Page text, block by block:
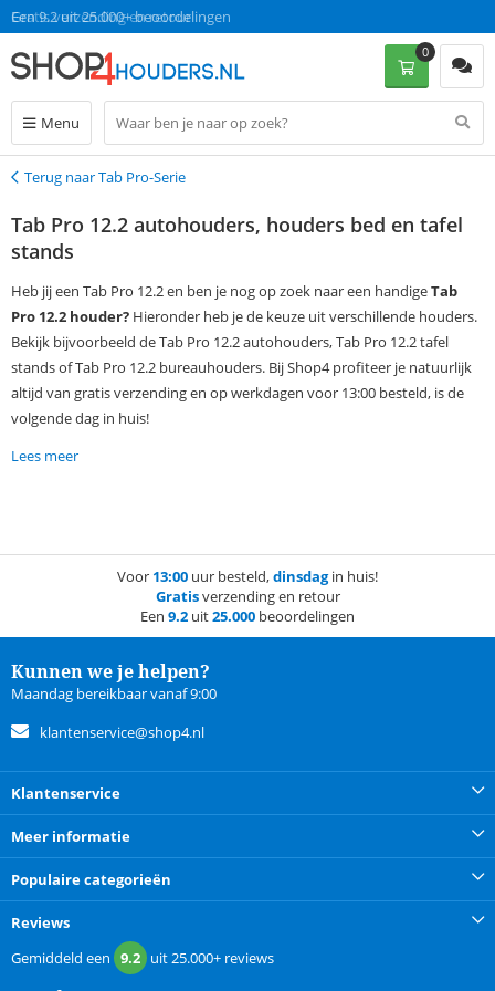
Gratis verzending en retour
Een 9.2 uit 25.000+ beoordelingen
Menu
0
Terug
Terug naar Tab Pro-Serie
Tab Pro 12.2 autohouders, houders bed en tafel
stands
Heb jij een Tab Pro 12.2 en ben je nog op zoek naar een handigeTab
Pro 12.2 houder? Hieronder heb je de keuze uit verschillende houders.
Bekijk bijvoorbeeld de Tab Pro 12.2 autohouders, Tab Pro 12.2 tafel
stands of Tab Pro 12.2 bureauhouders. Bij Shop4 profiteer je natuurlijk
altijd van gratis verzending en op werkdagen voor 13:00 besteld, is de
volgende dag in huis!
Lees meer
Voor 13:00 uur besteld,dinsdagin huis!
Gratisverzending en retour
Een 9.2 uit25.000 beoordelingen
Kunnen we je helpen?
Maandag bereikbaar vanaf 9:00
klantenservice@shop4.nl
Klantenservice
Meer informatie
Populaire categorieën
Reviews
Gemiddeld een 9.2 uit25.000+ reviews